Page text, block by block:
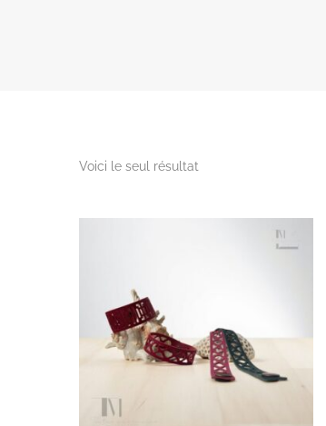
Voici le seul résultat